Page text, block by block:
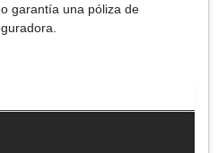
garantía una póliza de